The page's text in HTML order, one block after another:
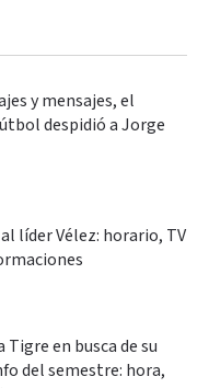
y mensajes, el
despidió a Jorge
líder Vélez: horario, TV
Tigre en busca de su
del semestre: hora,